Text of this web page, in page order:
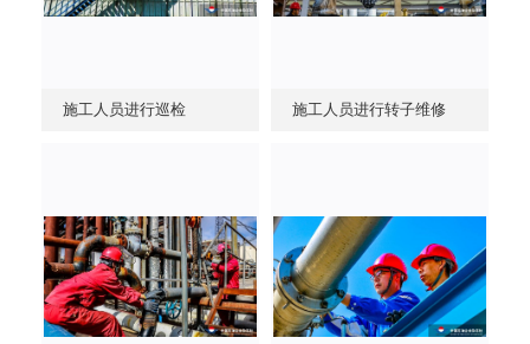
施工人员进行巡检 施工人员进行转子维修